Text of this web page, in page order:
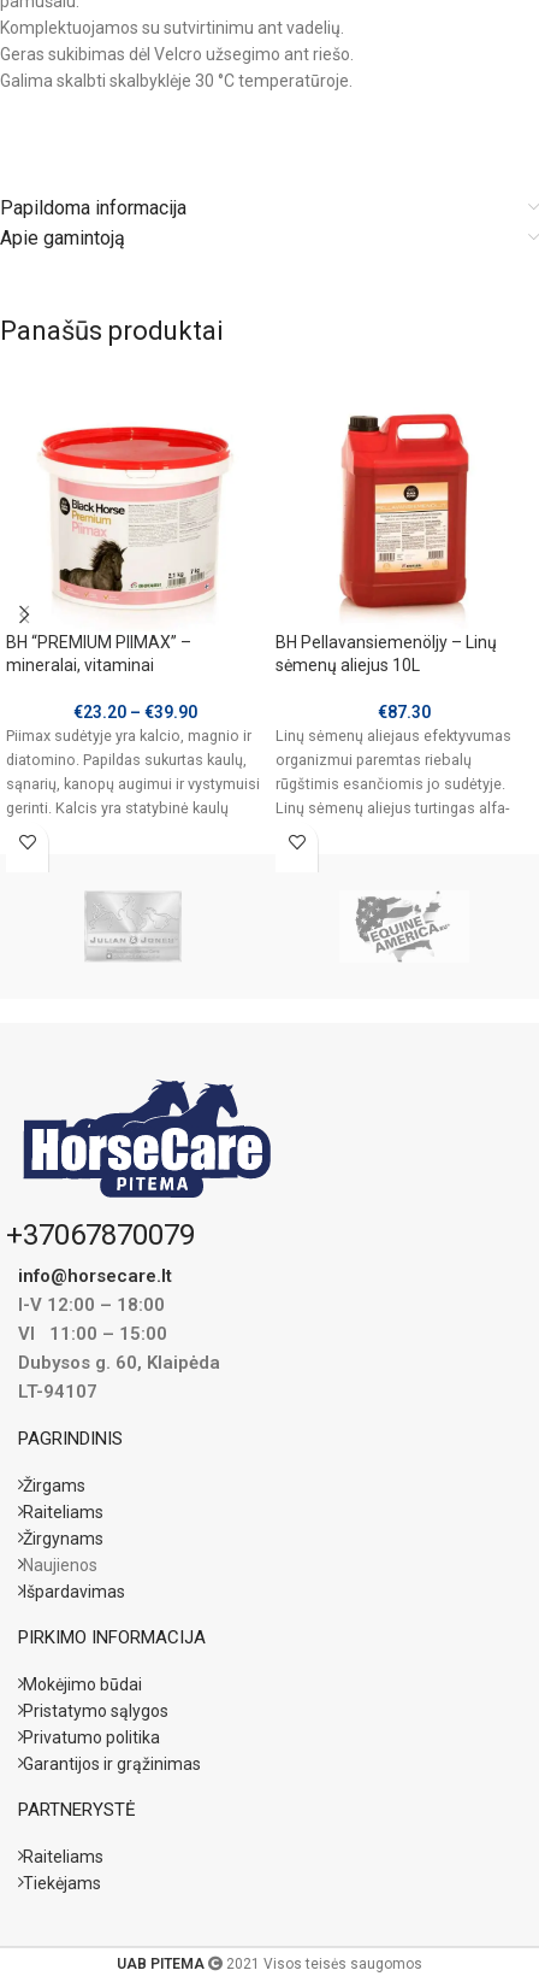
Komplektuojamos su sutvirtinimu ant vadelių.
Geras sukibimas dėl Velcro užsegimo ant riešo.
Galima skalbti skalbyklėje 30 °C temperatūroje.
Papildoma informacija
Apie gamintoją
Panašūs produktai
BH “PREMIUM PIIMAX” –
mineralai, vitaminai
€23.20 – €39.90
Piimax sudėtyje yra kalcio, magnio ir
diatomino. Papildas sukurtas kaulų,
sąnarių, kanopų augimui ir vystymuisi
gerinti. Kalcis yra statybinė kaulų
BH Pellavansiemenöljy – Linų
sėmenų aliejus 10L
€87.30
Linų sėmenų aliejaus efektyvumas
organizmui paremtas riebalų
rūgštimis esančiomis jo sudėtyje.
Linų sėmenų aliejus turtingas alfa-
linoleninių rūgščių (omega-3).
+37067870079
info@horsecare.lt
I-V 12:00 – 18:00
VI 11:00 – 15:00
Dubysos g. 60, Klaipėda
LT-94107
PAGRINDINIS
Žirgams
Raiteliams
Žirgynams
Naujienos
Išpardavimas
PIRKIMO INFORMACIJA
Mokėjimo būdai
Pristatymo sąlygos
Privatumo politika
Garantijos ir grąžinimas
PARTNERYSTĖ
Raiteliams
Tiekėjams
UAB PITEMA 2021 Visos teisės saugomos